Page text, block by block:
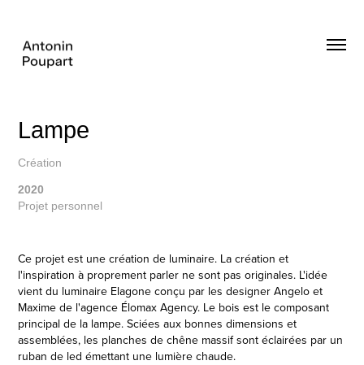
Lampe
Création
2020
Projet personnel
Ce projet est une création de luminaire. La création et
l'inspiration à proprement parler ne sont pas originales. L'idée
vient du luminaire Elagone conçu par les designer Angelo et
Maxime de l'agence Élomax Agency. Le bois est le composant
principal de la lampe. Sciées aux bonnes dimensions et
assemblées, les planches de chêne massif sont éclairées par un
ruban de led émettant une lumière chaude.